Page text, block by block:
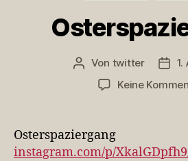
Beitragsautor
Von twitter
1.
Keine
Osterspaziergang
instagram.com/p/